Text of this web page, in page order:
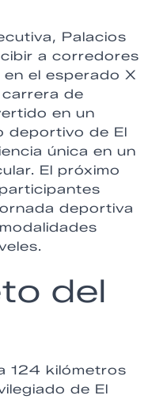
Palacios
a corredores
el esperado X
de
en un
deportivo de El
única en un
El próximo
deportiva
del
124 kilómetros
de El